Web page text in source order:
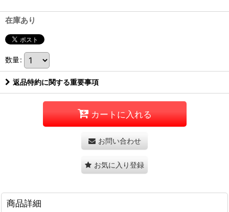
在庫あり
数量:
返品特約に関する重要事項
カートに入れる
お問い合わせ
お気に入り登録
商品詳細